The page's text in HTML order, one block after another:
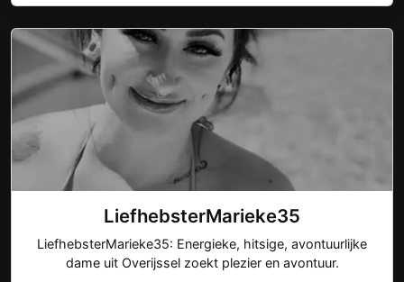
LiefhebsterMarieke35
LiefhebsterMarieke35: Energieke, hitsige, avontuurlijke
dame uit Overijssel zoekt plezier en avontuur.